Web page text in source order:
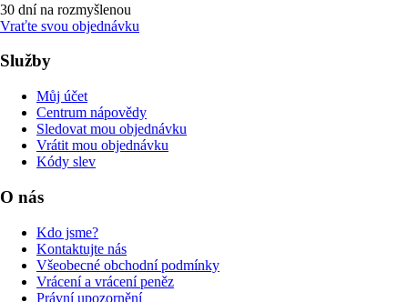
30 dní na rozmyšlenou
Vraťte svou objednávku
Služby
Můj účet
Centrum nápovědy
Sledovat mou objednávku
Vrátit mou objednávku
Kódy slev
O nás
Kdo jsme?
Kontaktujte nás
Všeobecné obchodní podmínky
Vrácení a vrácení peněz
Právní upozornění